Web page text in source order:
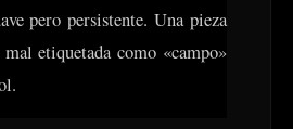
pero persistente. Una pieza
etiquetada como «campo»